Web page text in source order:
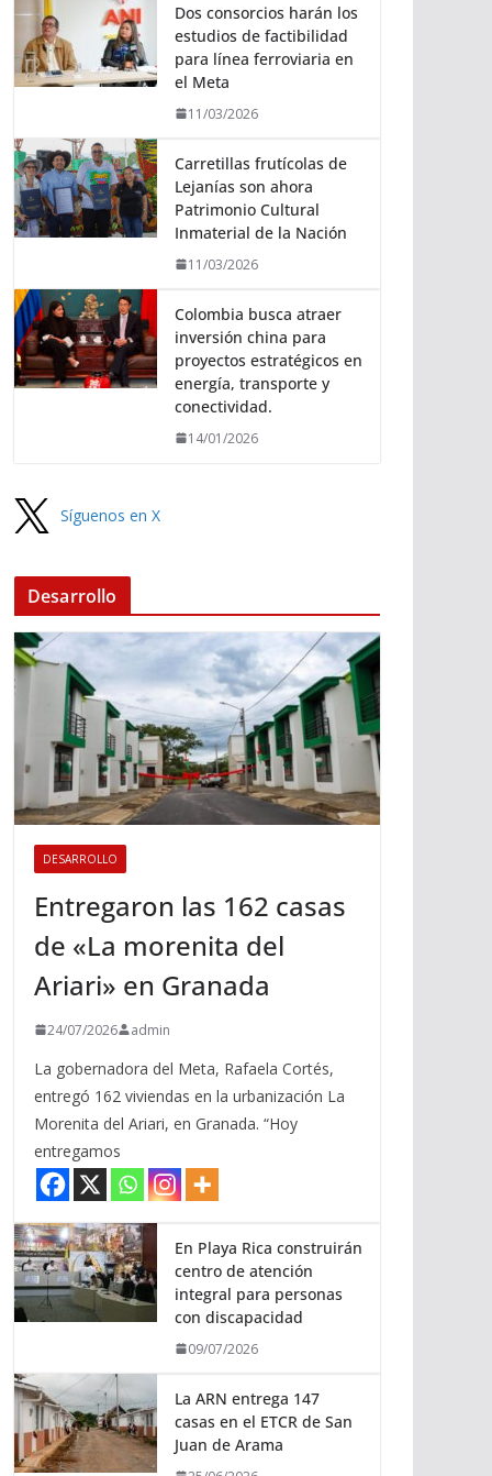
Dos consorcios harán los
estudios de factibilidad
para línea ferroviaria en
el Meta
11/03/2026
Carretillas frutícolas de
Lejanías son ahora
Patrimonio Cultural
Inmaterial de la Nación
11/03/2026
Colombia busca atraer
inversión china para
proyectos estratégicos en
energía, transporte y
conectividad.
14/01/2026
Síguenos en X
Desarrollo
DESARROLLO
Entregaron las 162 casas
de «La morenita del
Ariari» en Granada
24/07/2026 admin
La gobernadora del Meta, Rafaela Cortés,
entregó 162 viviendas en la urbanización La
Morenita del Ariari, en Granada. “Hoy
entregamos
En Playa Rica construirán
centro de atención
integral para personas
con discapacidad
09/07/2026
La ARN entrega 147
casas en el ETCR de San
Juan de Arama